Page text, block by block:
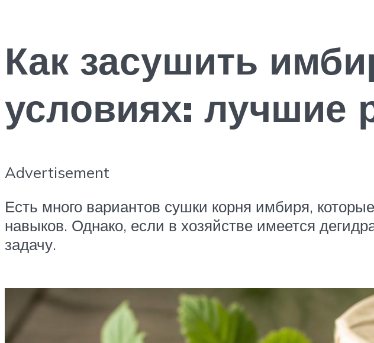
Как засушить
условиях: лучшие
Advertisement
Есть много вариантов сушки корня имбиря,
навыков. Однако, если в хозяйстве имеется
задачу.